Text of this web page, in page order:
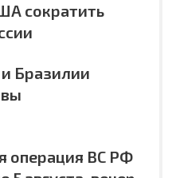
сократить
Бразилии
операция ВС РФ